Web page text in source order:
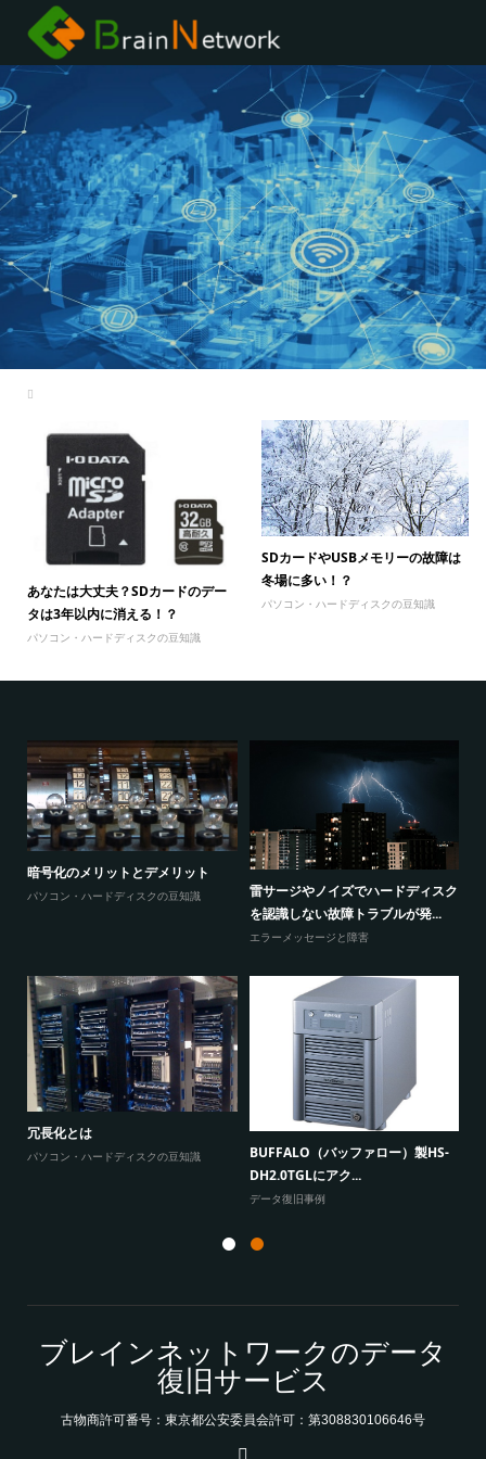
あなたは大丈夫？SDカードのデー
タは3年以内に消える！？
パソコン・ハードディスクの豆知識
SDカードやUSBメモリーの故障は
冬場に多い！？
パソコン・ハードディスクの豆知識
暗号化のメリットとデメリット
パソコン・ハードディスクの豆知識
雷サージやノイズでハードディスク
を認識しない故障トラブルが発...
エラーメッセージと障害
冗長化とは
パソコン・ハードディスクの豆知識
BUFFALO（バッファロー）製HS-
DH2.0TGLにアク...
データ復旧事例
ブレインネットワークのデータ
復旧サービス
古物商許可番号：東京都公安委員会許可：第308830106646号